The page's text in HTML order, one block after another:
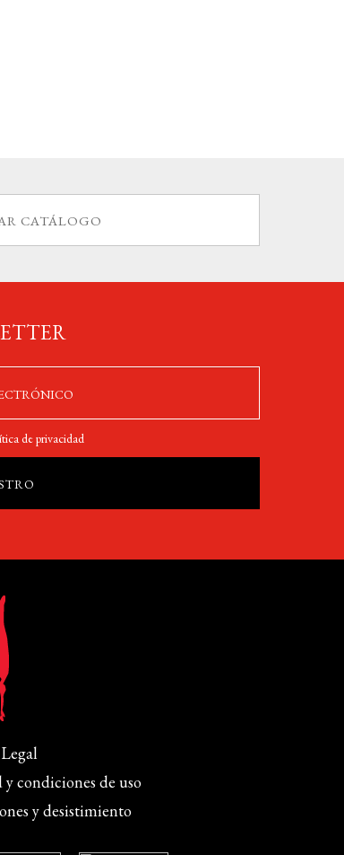
CATÁLOGO
de privacidad
condiciones de uso
y desistimiento